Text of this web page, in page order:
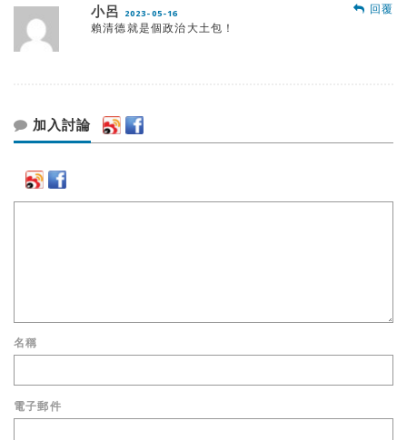
小呂 2023-05-16
賴清德就是個政治大土包！
回覆
加入討論
名稱
電子郵件